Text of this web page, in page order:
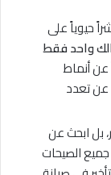
حيوياً على
واحد فقط
عن أنماط
عن تعدد
بل ابحث عن
الصيحات